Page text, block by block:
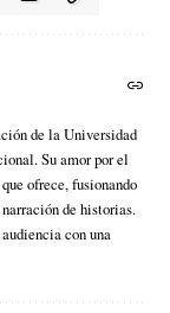
de la Universidad
Su amor por el
ofrece, fusionando
de historias.
con una